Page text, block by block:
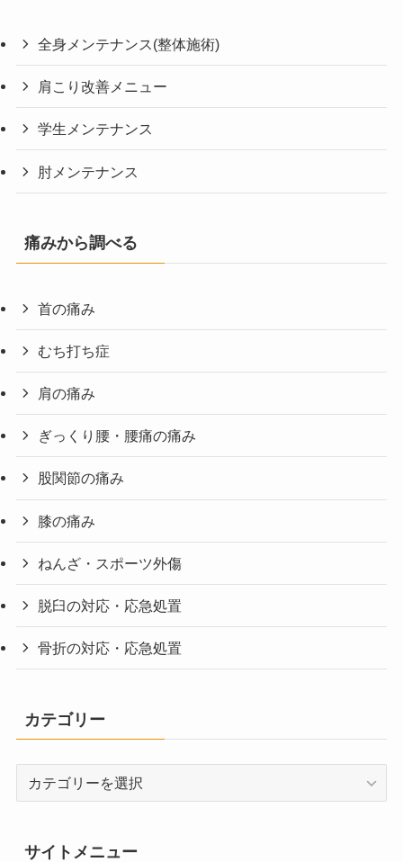
全身メンテナンス(整体施術)
肩こり改善メニュー
学生メンテナンス
肘メンテナンス
痛みから調べる
首の痛み
むち打ち症
肩の痛み
ぎっくり腰・腰痛の痛み
股関節の痛み
膝の痛み
ねんざ・スポーツ外傷
脱臼の対応・応急処置
骨折の対応・応急処置
カテゴリー
リ
サイトメニュー